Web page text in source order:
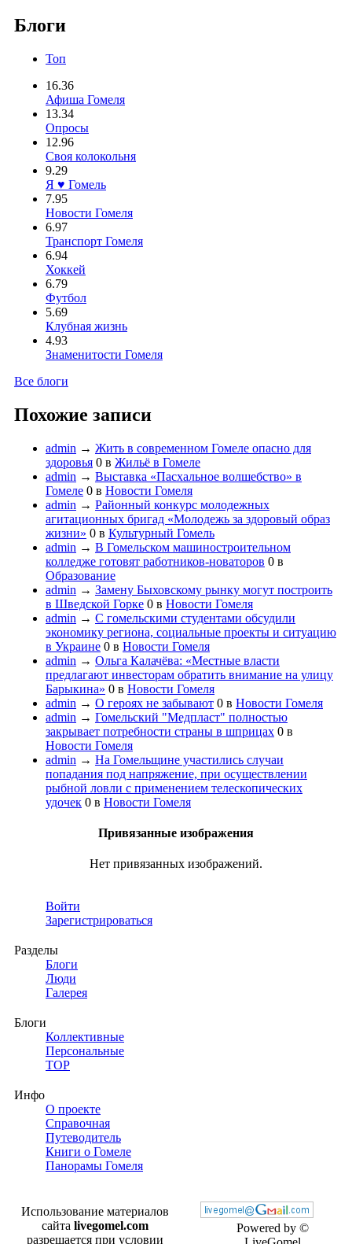
Блоги
Топ
16.36
Афиша Гомеля
13.34
Опросы
12.96
Своя колокольня
9.29
Я ♥ Гомель
7.95
Новости Гомеля
6.97
Транспорт Гомеля
6.94
Хоккей
6.79
Футбол
5.69
Клубная жизнь
4.93
Знаменитости Гомеля
Все блоги
Похожие записи
admin → Жить в современном Гомеле опасно для
здоровья 0 в Жильё в Гомеле
admin → Выставка «Пасхальное волшебство» в
Гомеле 0 в Новости Гомеля
admin → Районный конкурс молодежных
агитационных бригад «Молодежь за здоровый образ
жизни» 0 в Культурный Гомель
admin → В Гомельском машиностроительном
колледже готовят работников-новаторов 0 в
Образование
admin → Замену Быховскому рынку могут построить
в Шведской Горке 0 в Новости Гомеля
admin → С гомельскими студентами обсудили
экономику региона, социальные проекты и ситуацию
в Украине 0 в Новости Гомеля
admin → Ольга Калачёва: «Местные власти
предлагают инвесторам обратить внимание на улицу
Барыкина» 0 в Новости Гомеля
admin → О героях не забывают 0 в Новости Гомеля
admin → Гомельский "Медпласт" полностью
закрывает потребности страны в шприцах 0 в
Новости Гомеля
admin → На Гомельщине участились случаи
попадания под напряжение, при осуществлении
рыбной ловли с применением телескопических
удочек 0 в Новости Гомеля
Привязанные изображения
Нет привязанных изображений.
Войти
Зарегистрироваться
Разделы
Блоги
Люди
Галерея
Блоги
Коллективные
Персональные
TOP
Инфо
О проекте
Справочная
Путеводитель
Книги о Гомеле
Панорамы Гомеля
Powered by ©
Использование материалов
сайта livegomel.com
разрешается при условии